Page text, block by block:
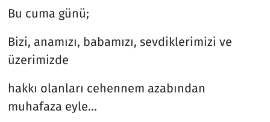
Bu cuma günü;
Bizi, anamızı, babamızı, sevdiklerimizi ve
üzerimizde
hakkı olanları cehennem azabından
muhafaza eyle...